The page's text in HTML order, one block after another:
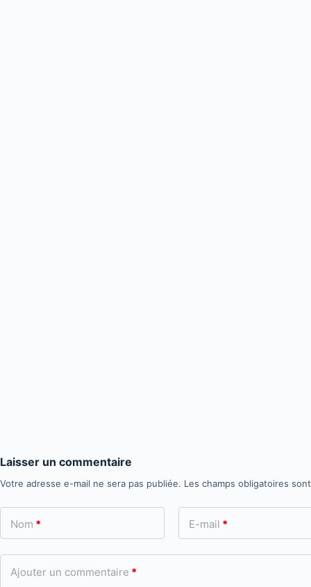
Laisser un commentaire
Votre adresse e-mail ne sera pas publiée. Les champs obligatoires
Nom * E-mail *
Ajouter un commentaire *